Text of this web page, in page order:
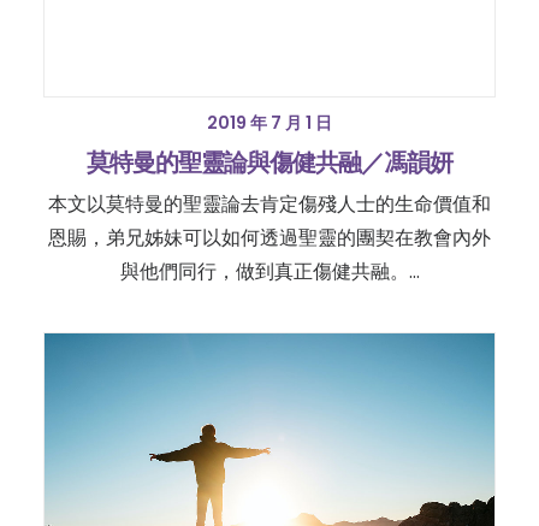
2019 年 7 月 1 日
莫特曼的聖靈論與傷健共融／馮韻妍
本文以莫特曼的聖靈論去肯定傷殘人士的生命價值和
恩賜，弟兄姊妹可以如何透過聖靈的團契在教會內外
與他們同行，做到真正傷健共融。…